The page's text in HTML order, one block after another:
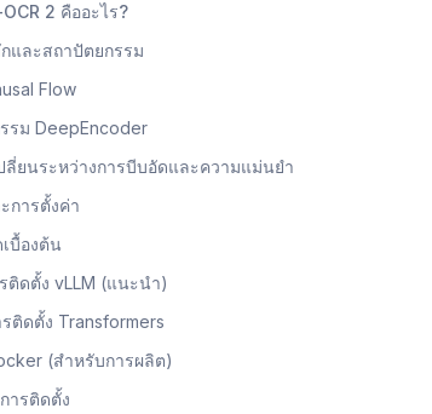
2 คืออะไร?
และสถาปัตยกรรม
Flow
รม DeepEncoder
ลี่ยนระหว่างการบีบอัดและความแม่นยำ
การตั้งค่า
บื้องต้น
ติดตั้ง vLLM (แนะนำ)
ติดตั้ง Transformers
(สำหรับการผลิต)
ารติดตั้ง